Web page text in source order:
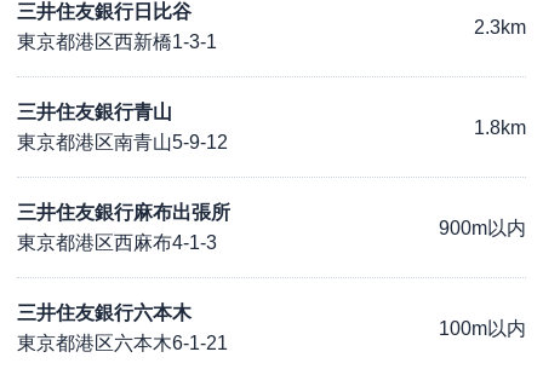
三井住友銀行日比谷
東京都港区西新橋1-3-1
2.3km
三井住友銀行青山
東京都港区南青山5-9-12
1.8km
三井住友銀行麻布出張所
東京都港区西麻布4-1-3
900m以内
三井住友銀行六本木
東京都港区六本木6-1-21
100m以内